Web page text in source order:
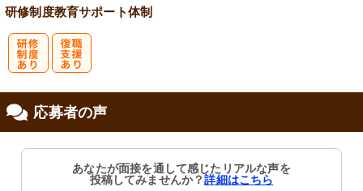
研修制度教育サポート体制
応募者の声
あなたが面接を通して感じたリアルな声を
投稿してみませんか？詳細はこちら